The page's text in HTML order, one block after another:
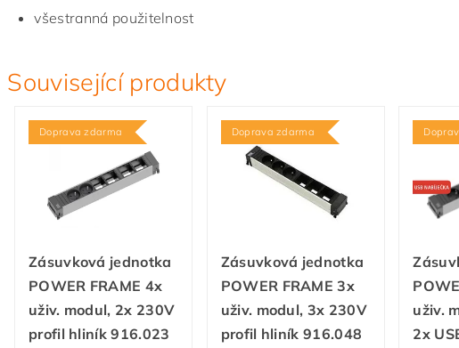
všestranná použitelnost
Související produkty
Doprava zdarma
Zásuvková jednotka
POWER FRAME 4x
uživ. modul, 2x 230V
profil hliník 916.023
Doprava zdarma
Zásuvková jednotka
POWER FRAME 3x
uživ. modul, 3x 230V
profil hliník 916.048
uživ.
2x